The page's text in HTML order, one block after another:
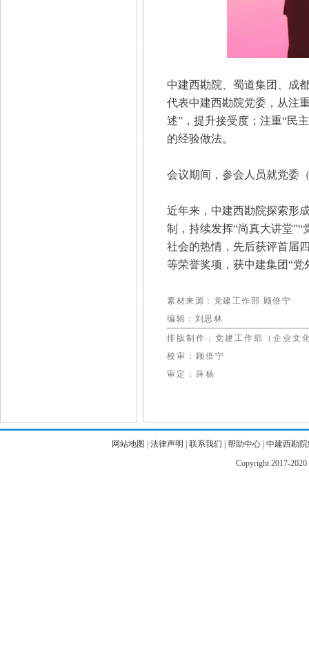
中建西勘院、蜀道集团、成
代表中建西勘院党委，从注
述”，提升接受度；注重“民
的经验做法。
会议期间，参会人员就党委
近年来，中建西勘院探索形
制，持续发挥“尚真大讲堂
社会的热情，先后获评首届
等荣誉奖项，获中建集团“
素材来源：党建工作部 顾倍宁
编辑：刘思林
排版制作：党建工作部（企业文
校审：顾倍宁
审定：薛杨
网站地图 法律声明 联系我们 帮助中心| 中建西勘
Copyright 2017-